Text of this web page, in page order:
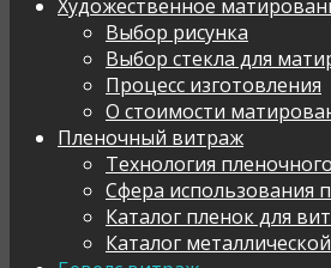
Художественное
Выбор рисунка
Выбор стекла для
Процесс изготовления
О стоимости
Пленочный витраж
Технология
Сфера использования
Каталог пленок для
Каталог